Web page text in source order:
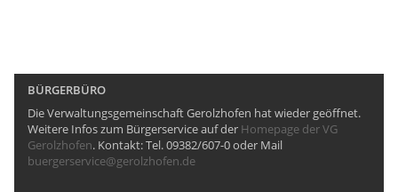
BÜRGERBÜRO
Die Verwaltungsgemeinschaft Gerolzhofen hat wieder geöffnet.
Weitere Infos zum Bürgerservice auf der Homepage der VG
Gerolzhofen. Kontakt: Tel. 09382/607-0 oder Mail
buergerservice@gerolzhofen.de